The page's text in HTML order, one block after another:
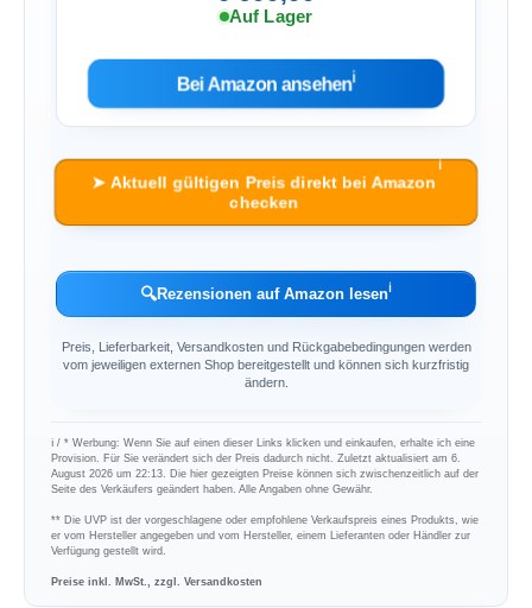
Auf Lager
Bei Amazon ansehenℹ︎
➤ Aktuell gültigen Preis direkt bei Amazon
checken
ℹ︎
🔍Rezensionen auf Amazon lesenℹ︎
Preis, Lieferbarkeit, Versandkosten und Rückgabebedingungen werden
vom jeweiligen externen Shop bereitgestellt und können sich kurzfristig
ändern.
ℹ︎ / * Werbung: Wenn Sie auf einen dieser Links klicken und einkaufen, erhalte ich eine
Provision. Für Sie verändert sich der Preis dadurch nicht. Zuletzt aktualisiert am 6.
August 2026 um 22:13. Die hier gezeigten Preise können sich zwischenzeitlich auf der
Seite des Verkäufers geändert haben. Alle Angaben ohne Gewähr.
** Die UVP ist der vorgeschlagene oder empfohlene Verkaufspreis eines Produkts, wie
er vom Hersteller angegeben und vom Hersteller, einem Lieferanten oder Händler zur
Verfügung gestellt wird.
Preise inkl. MwSt., zzgl. Versandkosten